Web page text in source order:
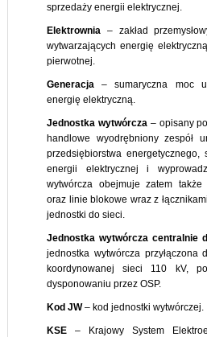
sprzedaży energii elektrycznej.
Elektrownia– zakład
wytwarzających energię
pierwotnej.
Generacja– sumaryczna moc
energię elektryczną.
Jednostka wytwórcza– opisany
handlowe wyodrębniony zespół
przedsiębiorstwa energetycznego,
energii elektrycznej i
wytwórcza obejmuje zatem także
oraz linie blokowe wraz z
jednostki do sieci.
Jednostka wytwórcza centralnie
jednostka wytwórcza przyłączona
koordynowanej sieci 110 kV,
dysponowaniu przez OSP.
Kod JW– kod jednostki wytwórczej.
KSE– Krajowy System